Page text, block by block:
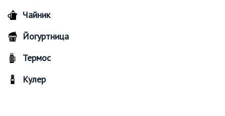
Чайник
Йогуртница
Термос
Кулер